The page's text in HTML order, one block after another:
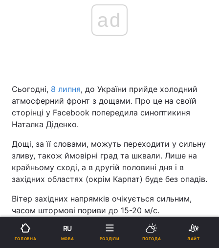
ad
Сьогодні, 8 липня, до України прийде холодний
атмосферний фронт з дощами. Про це на своїй
сторінці у Facebook попередила синоптикиня
Наталка Діденко.
Дощі, за її словами, можуть переходити у сильну
зливу, також ймовірні град та шквали. Лише на
крайньому сході, а в другій половині дня і в
західних областях (окрім Карпат) буде без опадів.
Вітер західних напрямків очікується сильним,
часом штормові пориви до 15-20 м/с.
Температура на півдні, сході та на
Дніпропетровщині +25...+29 градусів, на решті
ГОЛОВНА
RU
МОВА РОЗДІЛИ ПОГОДА ЛАЙТ